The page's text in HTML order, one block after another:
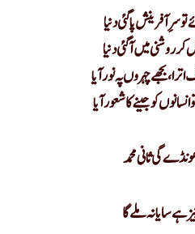
آفرینش پا گئی دنیا
روشنی میں آ گئی دنیا
بجھے چہروں پہ نور آیا
کو جینے کا شعور آیا
گی ثانی محمد
ہے سایا نہ ملے گا